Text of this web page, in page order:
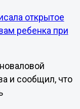
открытое
ребенка при
и сообщил, что